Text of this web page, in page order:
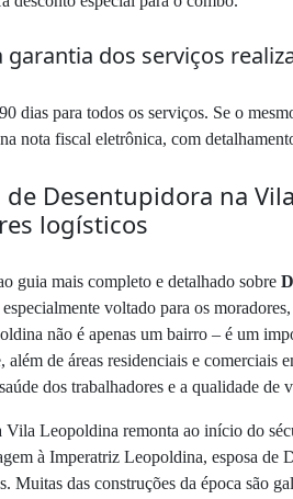
garantia dos serviços
dias para todos os serviços. Se o
nota fiscal eletrônica, com
de Desentupidora na
logísticos
guia mais completo e detalhado sobre
voltado para os
não é apenas um bairro – é um
além de áreas residenciais e
dos trabalhadores e a qualidade de
Vila Leopoldina remonta ao início do
à Imperatriz Leopoldina, esposa de
Muitas das construções da época são